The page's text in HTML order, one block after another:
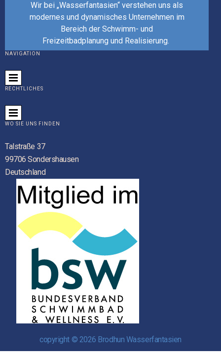
Wir bei „Wasserfantasien“ verstehen uns als
modernes und dynamisches Unternehmen im
Bereich der Schwimm- und
Freizeitbadplanung und Realisierung.
NAVIGATION
RECHTLICHES
WO SIE UNS FINDEN
Talstraße 37
99706 Sondershausen
Deutschland
copyright © 2026 Brodhun Wasserfantasien